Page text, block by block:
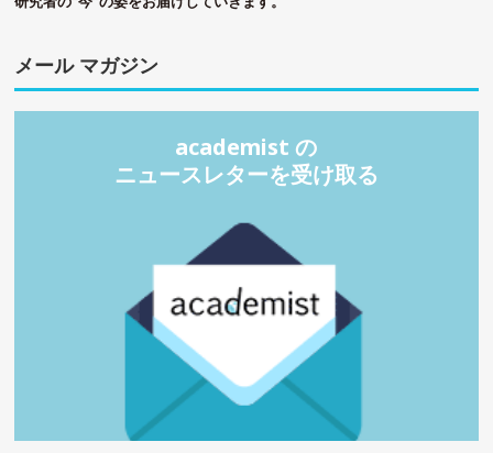
メール マガジン
academist の
ニュースレターを受け取る